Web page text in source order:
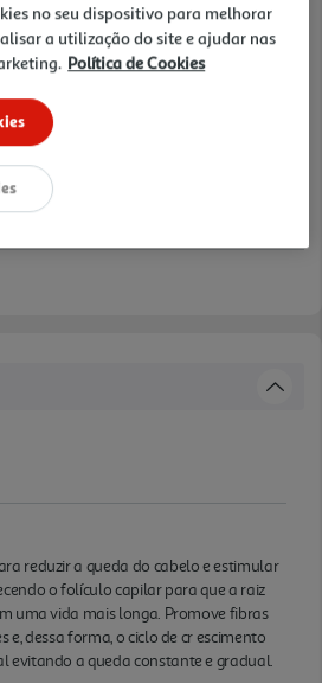
reduzir a queda do cabelo e estimular
o folículo capilar para que a raiz
uma vida mais longa. Promove fibras
e, dessa forma, o ciclo de cr escimento
evitando a queda constante e gradual.
no seu dispositivo para melhorar
a utilização do site e ajudar nas
Política de Cookies